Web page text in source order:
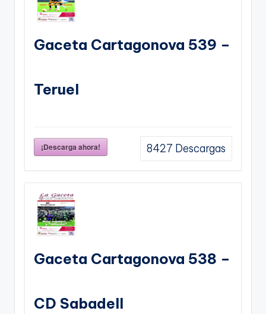
Gaceta Cartagonova 539 –
Teruel
¡Descarga ahora! 8427 Descargas
Gaceta Cartagonova 538 –
CD Sabadell